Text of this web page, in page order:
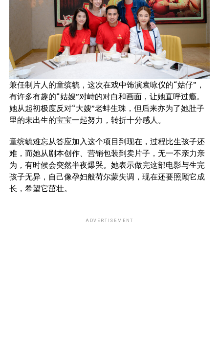
兼任制片人的童缤毓，这次在戏中饰演袁咏仪的“姑仔”，
有许多有趣的“姑嫂”对峙的对白和画面，让她直呼过瘾。
她从起初极度反对“大嫂”老蚌生珠，但后来亦为了她肚子
里的未出生的宝宝一起努力，转折十分感人。
童缤毓难忘从答应加入这个项目到现在，过程比生孩子还
难，而她从剧本创作、营销包装到卖片子，无一不亲力亲
为，有时候会突然半夜爆哭。她表示做完这部电影与生完
孩子无异，自己像孕妇般荷尔蒙失调，现在还要照顾它成
长，希望它茁壮。
ADVERTISEMENT